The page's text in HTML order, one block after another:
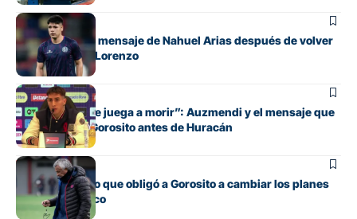
Fútbol
El conmovedor mensaje de Nahuel Arias después de volver
a jugar en San Lorenzo
Fútbol
“Cada pelota se juega a morir”: Auzmendi y el mensaje que
transmitió de Gorosito antes de Huracán
Fútbol
El contratiempo que obligó a Gorosito a cambiar los planes
antes del clásico